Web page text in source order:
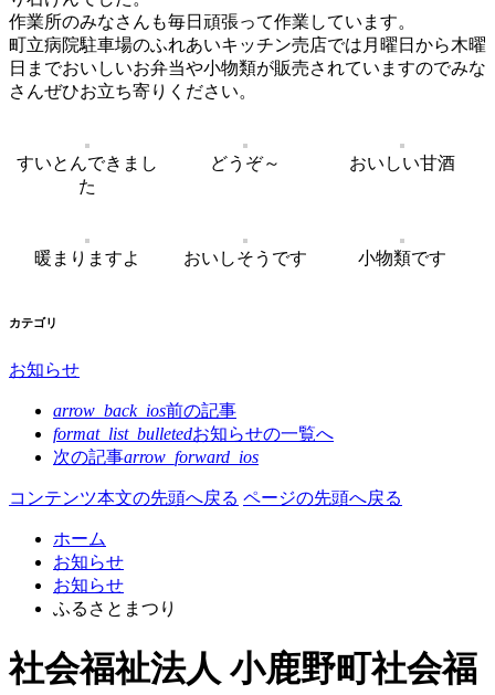
作業所のみなさんも毎日頑張って作業しています。
町立病院駐車場のふれあいキッチン売店では月曜日から木曜
日までおいしいお弁当や小物類が販売されていますのでみな
さんぜひお立ち寄りください。
すいとんできまし
た
どうぞ～ おいしい甘酒
暖まりますよ おいしそうです 小物類です
カテゴリ
お知らせ
arrow_back_ios前の記事
format_list_bulletedお知らせの一覧へ
次の記事arrow_forward_ios
コンテンツ本文の先頭へ戻る ページの先頭へ戻る
ホーム
お知らせ
お知らせ
ふるさとまつり
社会福祉法人 小鹿野町社会福